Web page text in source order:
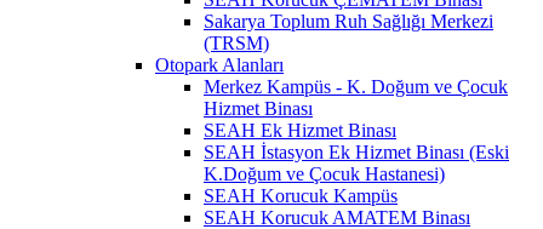
Sakarya Toplum Ruh Sağlığı Merkezi
(TRSM)
Otopark Alanları
Merkez Kampüs - K. Doğum ve Çocuk
Hizmet Binası
SEAH Ek Hizmet Binası
SEAH İstasyon Ek Hizmet Binası (Eski
K.Doğum ve Çocuk Hastanesi)
SEAH Korucuk Kampüs
SEAH Korucuk AMATEM Binası